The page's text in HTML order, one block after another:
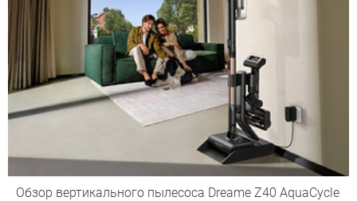
Обзор вертикального пылесоса Dreame Z40 AquaCycle